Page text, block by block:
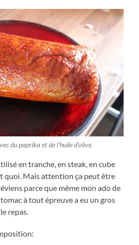
du paprika et de l’huile d’olive.
en tranche, en steak, en cube
quoi. Mais attention ça peut être
parce que même mon ado de
à tout épreuve a eu un gros
repas.